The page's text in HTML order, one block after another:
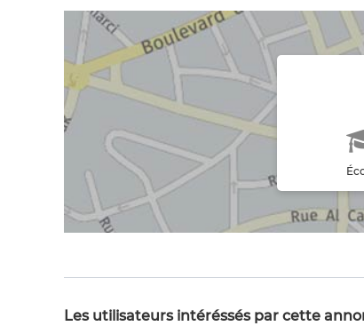
Les utilisateurs intéréssés par cette